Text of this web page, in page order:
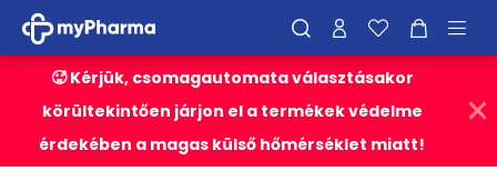
🥵 Kérjük, csomagautomata választásakor
körültekintően járjon el a termékek védelme
érdekében a magas külső hőmérséklet miatt!